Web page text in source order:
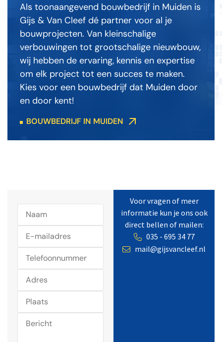
Als toonaangevend bouwbedrijf in Muiden is
Gijs & Van Cleef dé partner voor al je
bouwprojecten. Van kleinschalige
verbouwingen tot grootschalige nieuwbouw,
wij hebben de ervaring, kennis en expertise
om elk project tot een succes te maken.
Kies voor een bouwbedrijf dat Muiden door
en door kent!
BOUWBEDRIJF IN MUIDEN
Voor vragen of meer
informatie kun je ons ook
direct bellen of mailen:
035 - 695 34 77
mail@gijsvancleef.nl